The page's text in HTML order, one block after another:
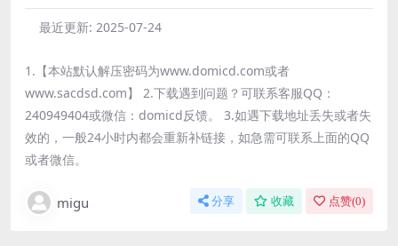
最近更新: 2025-07-24
1.【本站默认解压密码为www.domicd.com或者
www.sacdsd.com】 2.下载遇到问题？可联系客服QQ：
240949404或微信：domicd反馈。 3.如遇下载地址丢失或者失
效的，一般24小时内都会重新补链接，如急需可联系上面的QQ
或者微信。
migu 分享 收藏 点赞(0)